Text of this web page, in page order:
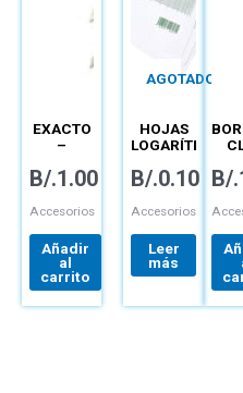
EXACTO
–
B/.1.00
Accesorios
Añadir
al
carrito
AGOTADO
HOJAS
LOGARÍTMICAS
TÉCNICAS
B/.0.10
Accesorios
Leer
más
–
B/.